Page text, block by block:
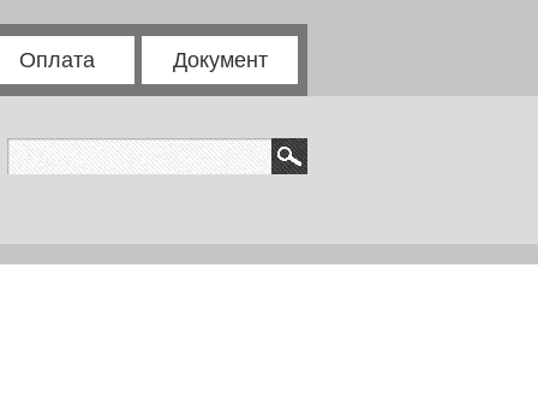
Оплата Документ